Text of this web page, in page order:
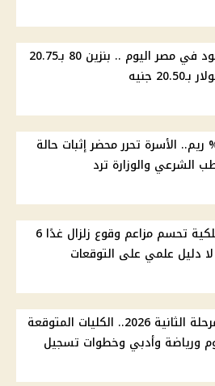
أسعار الوقود في مصر اليوم .. بنزين 80 بـ20.75
جنيه
الـ4% ريم.. الأسرة تحرر محضر إثبات حالة
الشرعي والوزارة ترد
البحوث الفلكية تحسم مزاعم وقوع زلزال غدًا 6
دليل علمي على التوقعات
تنسيق المرحلة الثانية 2026.. الكليات المتوقعة
ورياضة وأدبي وخطوات تسجيل